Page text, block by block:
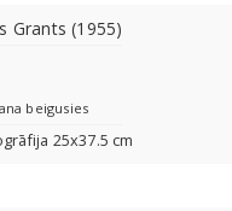
Grants (1955)
beigusies
25x37.5 cm